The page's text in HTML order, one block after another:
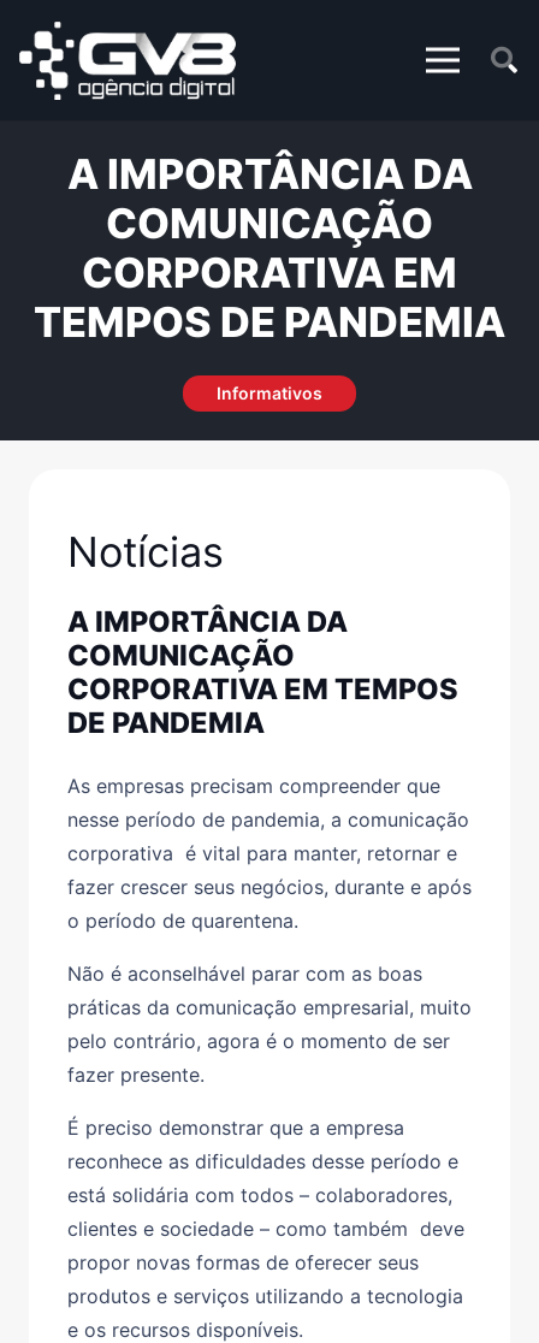
A IMPORTÂNCIA DA
COMUNICAÇÃO
CORPORATIVA EM
TEMPOS DE PANDEMIA
Informativos
Notícias
A IMPORTÂNCIA DA
COMUNICAÇÃO
CORPORATIVA EM TEMPOS
DE PANDEMIA
As empresas precisam compreender que
nesse período de pandemia, a comunicação
corporativa é vital para manter, retornar e
fazer crescer seus negócios, durante e após
o período de quarentena.
Não é aconselhável parar com as boas
práticas da comunicação empresarial, muito
pelo contrário, agora é o momento de ser
fazer presente.
É preciso demonstrar que a empresa
reconhece as dificuldades desse período e
está solidária com todos – colaboradores,
clientes e sociedade – como também deve
propor novas formas de oferecer seus
produtos e serviços utilizando a tecnologia
e os recursos disponíveis.